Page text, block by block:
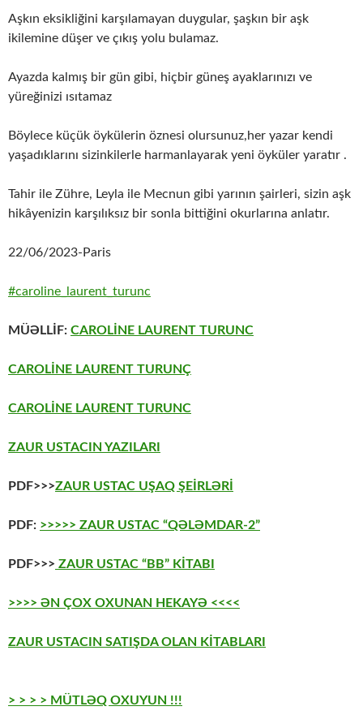
Aşkın eksikliğini karşılamayan duygular, şaşkın bir aşk
ikilemine düşer ve çıkış yolu bulamaz.
Ayazda kalmış bir gün gibi, hiçbir güneş ayaklarınızı ve
yüreğinizi ısıtamaz
Böylece küçük öykülerin öznesi olursunuz,her yazar kendi
yaşadıklarını sizinkilerle harmanlayarak yeni öyküler yaratır .
Tahir ile Zühre, Leyla ile Mecnun gibi yarının şairleri, sizin aşk
hikâyenizin karşılıksız bir sonla bittiğini okurlarına anlatır.
22/06/2023-Paris
#caroline_laurent_turunc
MÜƏLLİF: CAROLİNE LAURENT TURUNC
CAROLİNE LAURENT TURUNÇ
CAROLİNE LAURENT TURUNC
ZAUR USTACIN YAZILARI
PDF>>>ZAUR USTAC UŞAQ ŞEİRLƏRİ
PDF: >>>>> ZAUR USTAC “QƏLƏMDAR-2”
PDF>>> ZAUR USTAC “BB” KİTABI
>>>> ƏN ÇOX OXUNAN HEKAYƏ <<<<
ZAUR USTACIN SATIŞDA OLAN KİTABLARI
> > > > MÜTLƏQ OXUYUN !!!